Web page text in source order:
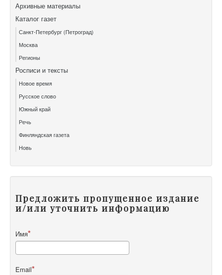
Архивные материалы
Каталог газет
Санкт-Петербург (Петроград)
Москва
Регионы
Росписи и тексты
Новое время
Русское слово
Южный край
Речь
Финляндская газета
Новь
Предложить пропущенное издание
и/или уточнить информацию
Имя
Email